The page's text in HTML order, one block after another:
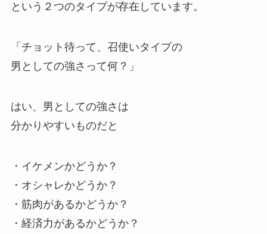
という２つのタイプが存在しています。
「チョット待って、召使いタイプの
男としての強さって何？」
はい、男としての強さは
分かりやすいものだと
・イケメンかどうか？
・オシャレかどうか？
・筋肉があるかどうか？
・経済力があるかどうか？